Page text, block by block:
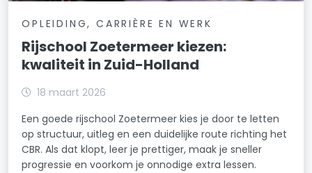
OPLEIDING, CARRIÈRE EN WERK
Rijschool Zoetermeer kiezen:
kwaliteit in Zuid-Holland
18 maart 2026
Een goede rijschool Zoetermeer kies je door te letten
op structuur, uitleg en een duidelijke route richting het
CBR. Als dat klopt, leer je prettiger, maak je sneller
progressie en voorkom je onnodige extra lessen.